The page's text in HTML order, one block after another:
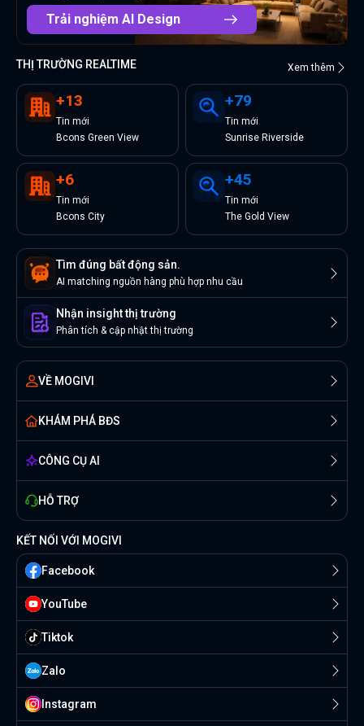
Trải nghiệm AI Design
THỊ TRƯỜNG REALTIME Xem thêm
+13
Tin mới
Bcons Green View
+79
Tin mới
Sunrise Riverside
+6
Tin mới
Bcons City
+45
Tin mới
The Gold View
Tìm đúng bất động sản.
AI matching nguồn hàng phù hợp nhu cầu
Nhận insight thị trường
Phân tích & cập nhật thị trường
VỀ MOGIVI
KHÁM PHÁ BĐS
CÔNG CỤ AI
HỖ TRỢ
KẾT NỐI VỚI MOGIVI
Facebook
YouTube
Tiktok
Zalo
Instagram